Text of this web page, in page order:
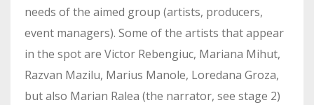
needs of the aimed group (artists, producers,
event managers). Some of the artists that appear
in the spot are Victor Rebengiuc, Mariana Mihut,
Razvan Mazilu, Marius Manole, Loredana Groza,
but also Marian Ralea (the narrator, see stage 2)